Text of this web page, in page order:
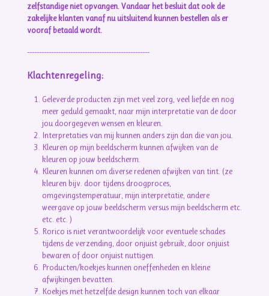
zelfstandige niet opvangen. Vandaar het besluit dat ook de
zakelijke klanten vanaf nu uitsluitend kunnen bestellen als er
vooraf betaald wordt.
---------------------------------------------------
Klachtenregeling:
Geleverde producten zijn met veel zorg, veel liefde en nog
meer geduld gemaakt, naar mijn interpretatie van de door
jou doorgegeven wensen en kleuren.
Interpretaties van mij kunnen anders zijn dan die van jou.
Kleuren op mijn beeldscherm kunnen afwijken van de
kleuren op jouw beeldscherm.
Kleuren kunnen om diverse redenen afwijken van tint. (ze
kleuren bijv. door tijdens droogproces,
omgevingstemperatuur, mijn interpretatie, andere
weergave op jouw beeldscherm versus mijn beeldscherm etc.
etc. etc. )
Rorico is niet verantwoordelijk voor eventuele schades
tijdens de verzending, door onjuist gebruik, door onjuist
bewaren of door onjuist nuttigen.
Producten/koekjes kunnen oneffenheden en kleine
afwijkingen bevatten.
Koekjes met hetzelfde design kunnen toch van elkaar